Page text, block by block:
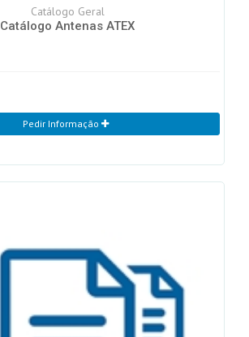
Catálogo Geral
Catálogo Antenas ATEX
Pedir Informação